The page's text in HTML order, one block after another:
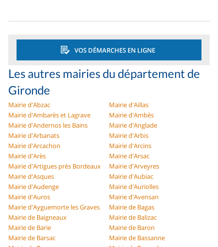
VOS DÉMARCHES EN LIGNE
Les autres mairies du département de
Gironde
Mairie d'Abzac
Mairie d'Aillas
Mairie d'Ambarès et Lagrave
Mairie d'Ambès
Mairie d'Andernos les Bains
Mairie d'Anglade
Mairie d'Arbanats
Mairie d'Arbis
Mairie d'Arcachon
Mairie d'Arcins
Mairie d'Arès
Mairie d'Arsac
Mairie d'Artigues près Bordeaux
Mairie d'Arveyres
Mairie d'Asques
Mairie d'Aubiac
Mairie d'Audenge
Mairie d'Auriolles
Mairie d'Auros
Mairie d'Avensan
Mairie d'Ayguemorte les Graves
Mairie de Bagas
Mairie de Baigneaux
Mairie de Balizac
Mairie de Barie
Mairie de Baron
Mairie de Barsac
Mairie de Bassanne